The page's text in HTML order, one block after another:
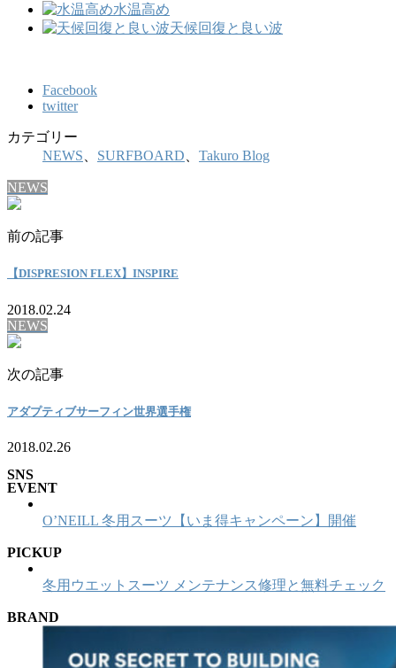
水温高め
天候回復と良い波
Facebook
twitter
カテゴリー
NEWS
SURFBOARD Takuro Blog
NEWS
前の記事
【DISPRESION FLEX】INSPIRE
2018.02.24
NEWS
次の記事
アダプティブサーフィン世界選手権
2018.02.26
SNS
EVENT
O’NEILL 冬用スーツ【いま得キャンペーン】開催
PICKUP
冬用ウエットスーツ メンテナンス修理と無料チェック
BRAND